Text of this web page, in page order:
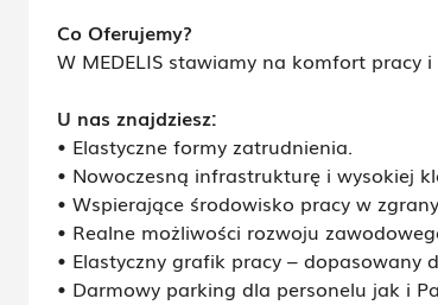
​Co Oferujemy?
​W MEDELIS stawiamy na komfort pracy i
U nas znajdziesz:
• ​Elastyczne formy zatrudnienia.
• ​Nowoczesną infrastrukturę i wysokiej
• ​Wspierające środowisko pracy w
• ​Realne możliwości rozwoju
• ​Elastyczny grafik pracy – dopasowany
• Darmowy parking dla personelu jak i